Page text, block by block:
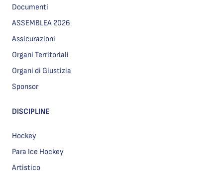
Documenti
ASSEMBLEA 2026
Assicurazioni
Organi Territoriali
Organi di Giustizia
Sponsor
DISCIPLINE
Hockey
Para Ice Hockey
Artistico